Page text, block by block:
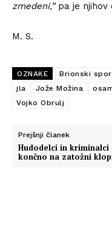
zmedeni,”pa je njihov
M. S.
OZNAKE Brionski
jla
Jože Možina
Vojko Obrulj
Prejšnji članek
Hudodelci in kriminalci
končno na zatožni